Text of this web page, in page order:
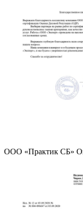
ООО «Практик СБ»